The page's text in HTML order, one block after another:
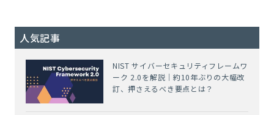
人気記事
NIST サイバーセキュリティフレームワ
ーク 2.0を解説｜約10年ぶりの大幅改
訂、押さえるべき要点とは？